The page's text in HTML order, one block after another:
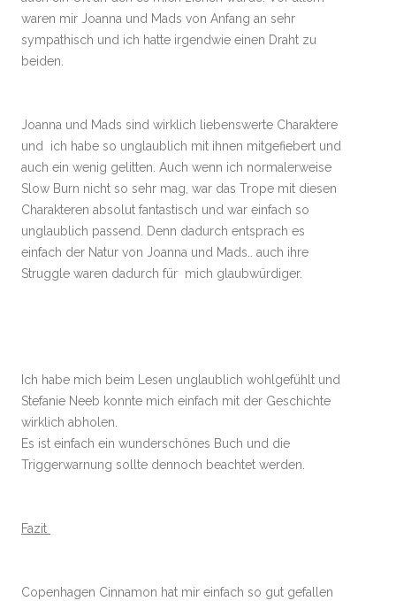
waren mir Joanna und Mads von Anfang an sehr
sympathisch und ich hatte irgendwie einen Draht zu
beiden.
Joanna und Mads sind wirklich liebenswerte Charaktere
und ich habe so unglaublich mit ihnen mitgefiebert und
auch ein wenig gelitten. Auch wenn ich normalerweise
Slow Burn nicht so sehr mag, war das Trope mit diesen
Charakteren absolut fantastisch und war einfach so
unglaublich passend. Denn dadurch entsprach es
einfach der Natur von Joanna und Mads.. auch ihre
Struggle waren dadurch für mich glaubwürdiger.
Ich habe mich beim Lesen unglaublich wohlgefühlt und
Stefanie Neeb konnte mich einfach mit der Geschichte
wirklich abholen.
Es ist einfach ein wunderschönes Buch und die
Triggerwarnung sollte dennoch beachtet werden.
Fazit
Copenhagen Cinnamon hat mir einfach so gut gefallen